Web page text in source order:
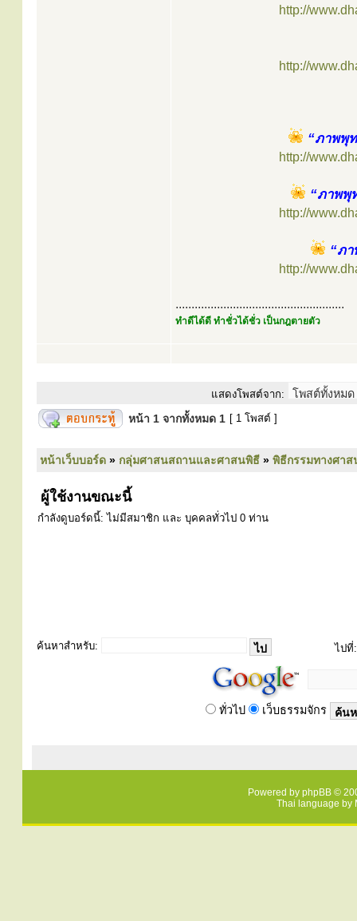
http://
http://
“ภาพพุ
http://
“ภาพพุ
http://
“ภา
http://
.....................................................
ทำดีได้ดี ทำชั่วได้ชั่ว เป็นกฎตายตัว
แสดงโพสต์จาก:
หน้า 1 จากทั้งหมด 1 [ 1 โพสต์ ]
หน้าเว็บบอร์ด » กลุ่มศาสนสถานและศาสนพิธี » พิธีกรรมทางศา
ผู้ใช้งานขณะนี้
กำลังดูบอร์ดนี้: ไม่มีสมาชิก และ บุคคลทั่วไป 0 ท่าน
ค้นหาสำหรับ: ไปที่:
ทั่วไป เว็บธรรมจักร
Powered by phpBB ©
Thai language by